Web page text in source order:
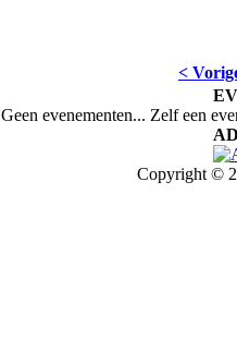
<
Geen evenementen... Zelf een
Copyright ©